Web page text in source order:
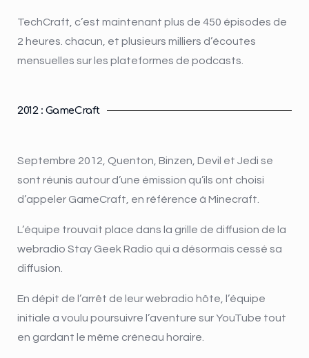
TechCraft, c’est maintenant plus de 450 épisodes de
2 heures. chacun, et plusieurs milliers d’écoutes
mensuelles sur les plateformes de podcasts.
2012 : GameCraft
Septembre 2012, Quenton, Binzen, Devil et Jedi se
sont réunis autour d’une émission qu’ils ont choisi
d’appeler GameCraft, en référence à Minecraft.
L’équipe trouvait place dans la grille de diffusion de la
webradio Stay Geek Radio qui a désormais cessé sa
diffusion.
En dépit de l’arrêt de leur webradio hôte, l’équipe
initiale a voulu poursuivre l’aventure sur YouTube tout
en gardant le même créneau horaire.